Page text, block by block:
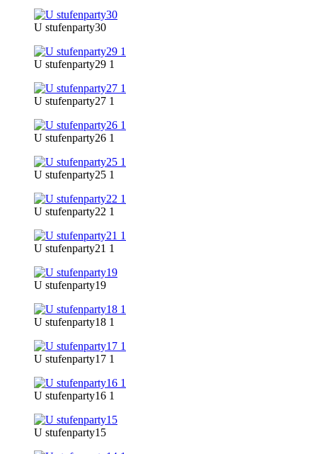
U stufenparty30
U stufenparty29 1
U stufenparty27 1
U stufenparty26 1
U stufenparty25 1
U stufenparty22 1
U stufenparty21 1
U stufenparty19
U stufenparty18 1
U stufenparty17 1
U stufenparty16 1
U stufenparty15